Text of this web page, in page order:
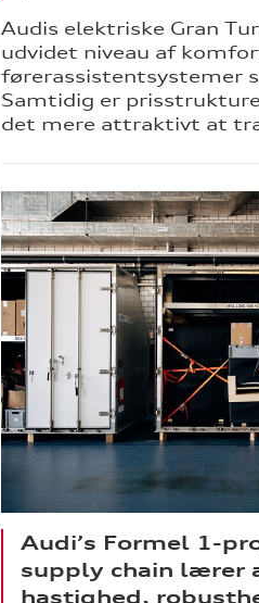
Audis elektriske Gran
udvidet niveau af
førerassistentsystemer
Samtidig er
det mere attraktivt at
Audi’s Formel 1-
supply chain lærer
hastighed,